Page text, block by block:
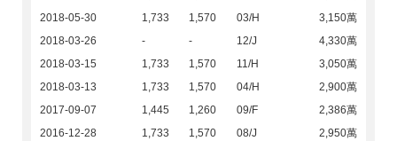
2018-05-30
1,733 1,570 03/H
3,150萬
2018-03-26
- - 12/J
4,330萬
2018-03-15
1,733 1,570 11/H
3,050萬
2018-03-13
1,733 1,570 04/H
2,900萬
2017-09-07
1,445 1,260 09/F
2,386萬
2016-12-28
1,733 1,570 08/J
2,950萬